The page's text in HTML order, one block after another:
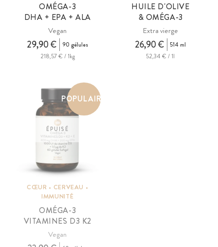
OMÉGA-3
DHA + EPA + ALA
Vegan
29,90 €
90 gélules
218,57 € / 1kg
HUILE D'OLIVE
& OMÉGA-3
Extra vierge
26,90 €
514 ml
52,34 € / 1l
POPULAIRE
ÉPUISÉ
CŒUR • CERVEAU •
IMMUNITÉ
OMÉGA-3
VITAMINES D3 K2
Vegan